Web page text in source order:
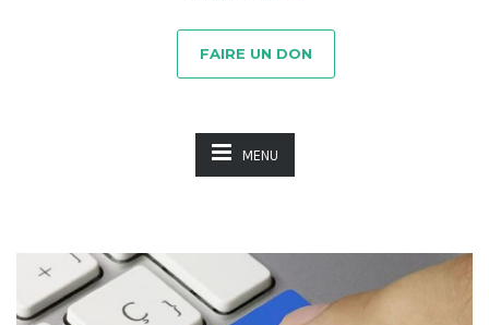
FAIRE UN DON
MENU